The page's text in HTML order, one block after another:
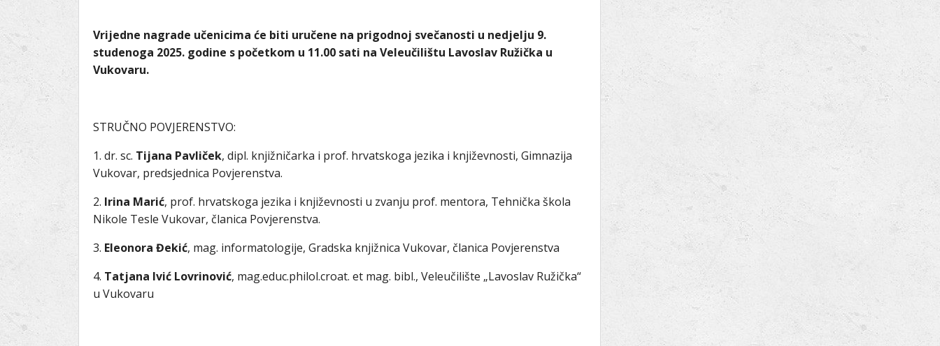
Vrijedne nagrade učenicima će biti uručene na prigodnoj svečanosti u nedjelju 9.
studenoga 2025. godine s početkom u 11.00 sati na Veleučilištu Lavoslav Ružička u
Vukovaru.
STRUČNO POVJERENSTVO:
1. dr. sc. Tijana Pavliček, dipl. knjižničarka i prof. hrvatskoga jezika i književnosti, Gimnazija
Vukovar, predsjednica Povjerenstva.
2. Irina Marić, prof. hrvatskoga jezika i književnosti u zvanju prof. mentora, Tehnička škola
Nikole Tesle Vukovar, članica Povjerenstva.
3. Eleonora Đekić, mag. informatologije, Gradska knjižnica Vukovar, članica Povjerenstva
4. Tatjana Ivić Lovrinović, mag.educ.philol.croat. et mag. bibl., Veleučilište „Lavoslav Ružička“
u Vukovaru